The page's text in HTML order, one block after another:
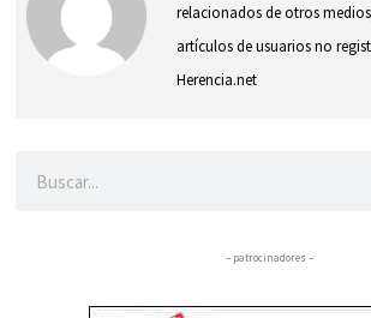
relacionados de otros
artículos de usuarios no
Herencia.net
– patrocinadores –